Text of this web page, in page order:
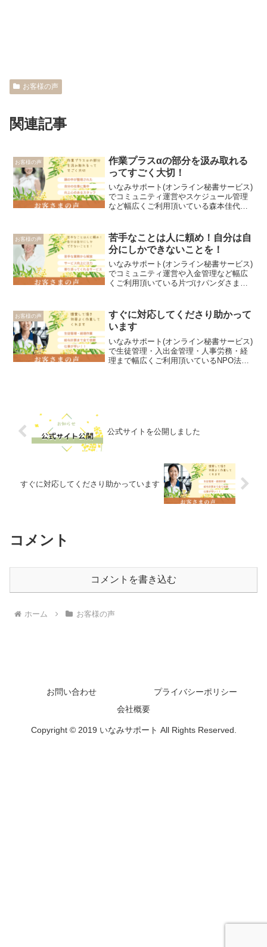
お客様の声
関連記事
お客様の声
作業プラスαの部分を汲み取れる
ってすごく大切！
いなみサポート(オンライン秘書サービス)
でコミュニティ運営やスケジュール管理
など幅広くご利用頂いている森本佳代さ
は何でしたか？自分にしかできないこと
に集中したい。得意で...
お客様の声
苦手なことは人に頼め！自分は自
分にしかできないことを！
いなみサポート(オンライン秘書サービス)
でコミュニティ運営や入金管理など幅広
くご利用頂いている片づけパンダさまよ
でしたか？知人からの紹介。これまでに
アウトソーシングを使...
お客様の声
すぐに対応してくださり助かって
います
いなみサポート(オンライン秘書サービス)
で生徒管理・入出金管理・人事労務・経
理まで幅広くご利用頂いているNPO法人
公式サイトを公開しました
すぐに対応してくださり助かっています
コメント
コメントを書き込む
ホーム お客様の声
お問い合わせ
プライバシーポリシー
会社概要
Copyright © 2019 いなみサポート All Rights Reserved.